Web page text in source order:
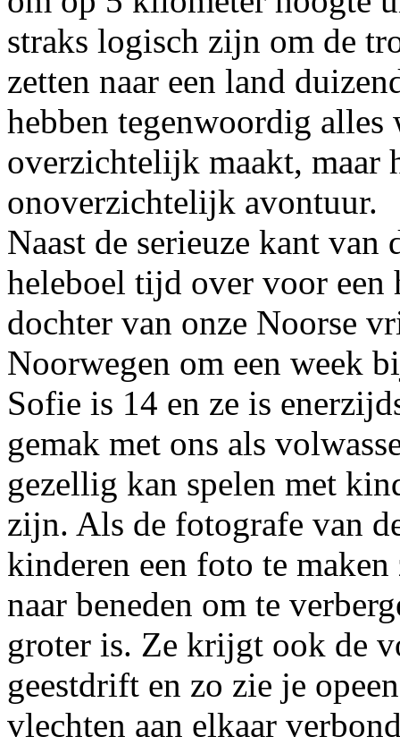
straks logisch zijn om de
zetten naar een land
hebben tegenwoordig
overzichtelijk maakt, maar
onoverzichtelijk avontuur.
Naast de serieuze kant
heleboel tijd over voor
dochter van onze Noorse
Noorwegen om een week
Sofie is 14 en ze is
gemak met ons als
gezellig kan spelen met
zijn. Als de fotografe van
kinderen een foto te
naar beneden om te
groter is. Ze krijgt ook de
geestdrift en zo zie je
vlechten aan elkaar